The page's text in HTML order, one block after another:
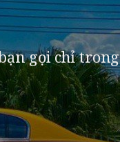
gọi chỉ trong